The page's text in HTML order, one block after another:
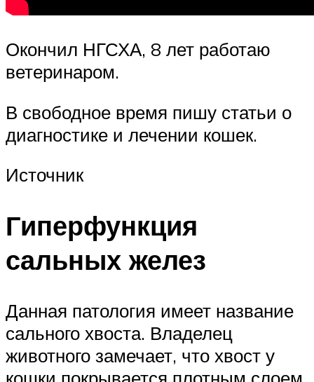
Окончил НГСХА, 8 лет работаю
ветеринаром.
В свободное время пишу статьи о
диагностике и лечении кошек.
Источник
Гиперфункция
сальных желез
Данная патология имеет название
сального хвоста. Владелец
животного замечает, что хвост у